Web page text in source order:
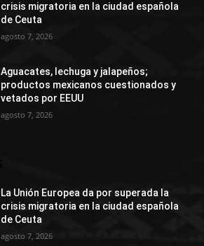
crisis migratoria en la ciudad española
de Ceuta
agosto 7, 2026
Aguacates, lechuga y jalapeños;
productos mexicanos cuestionados y
vetados por EEUU
agosto 7, 2026
La Unión Europea da por superada la
crisis migratoria en la ciudad española
de Ceuta
agosto 7, 2026